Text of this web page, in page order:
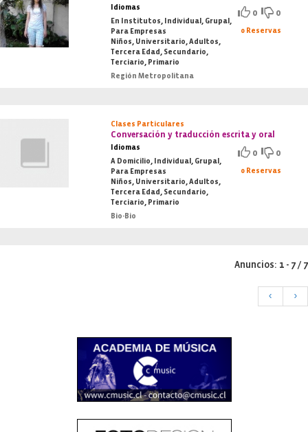
Idiomas
En Institutos, Individual, Grupal,
Para Empresas
Niños, Universitario, Adultos,
Tercera Edad, Secundario,
Terciario, Primario
Región Metropolitana
0 0
0 Reservas
Clases Particulares
Conversación y traducción escrita y oral
Idiomas
A Domicilio, Individual, Grupal,
Para Empresas
Niños, Universitario, Adultos,
Tercera Edad, Secundario,
Terciario, Primario
Bio-Bio
0 0
0 Reservas
Anuncios: 1 - 7 / 7
< >